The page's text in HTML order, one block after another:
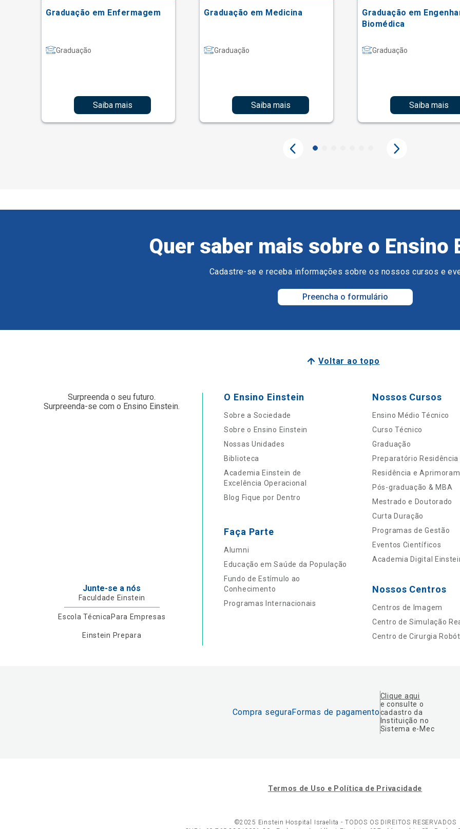
Graduação em Enfermagem
Graduação
Saiba mais
Graduação em Medicina
Graduação
Saiba mais
Graduação em
Biomédica
Graduação
Saiba mais
Quer saber mais sobre o Ensino
Cadastre-se e receba informações sobre os nossos cursos e
Preencha o formulário
Voltar ao topo
Surpreenda o seu futuro.
Surpreenda-se com o Ensino Einstein.
Junte-se a nós
Faculdade Einstein
Escola Técnica Para Empresas
Einstein Prepara
O Ensino Einstein
Sobre a Sociedade
Sobre o Ensino Einstein
Nossas Unidades
Biblioteca
Academia Einstein de
Excelência Operacional
Blog Fique por Dentro
Faça Parte
Alumni
Educação em Saúde da População
Fundo de Estímulo ao
Conhecimento
Programas Internacionais
Nossos Cursos
Ensino Médio Técnico
Curso Técnico
Graduação
Preparatório Residência
Residência e
Pós-graduação & MBA
Mestrado e Doutorado
Curta Duração
Programas de Gestão
Eventos Científicos
Academia Digital
Nossos Centros
Centros de Imagem
Centro de Simulação
Centro de Cirurgia
Compra seguraFormas de pagamento
Clique aqui
e consulte o
cadastro da
Instituição no
Sistema e-Mec
Termos de Uso e Política de Privacidade
©2025 Einstein Hospital Israelita - TODOS OS DIREITOS RESERVADOS